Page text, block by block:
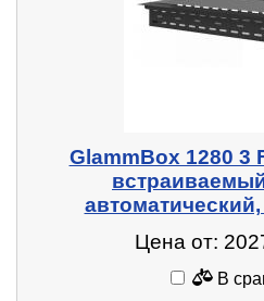
GlammBox 1280 3
Цена от:
В